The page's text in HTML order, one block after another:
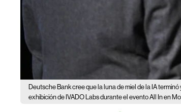
Deutsche Bank cree que la luna de miel de la IA
exhibición de IVADO Labs durante el evento All In en